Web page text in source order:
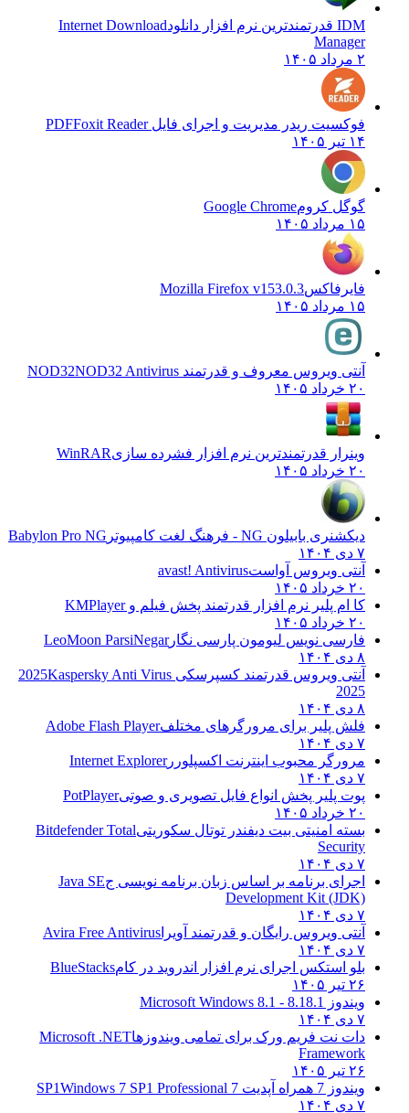
IDM قدرتمندترین نرم افزار دانلود
Internet Download
Manager
۲ مرداد ۱۴۰۵
فوکسیت ریدر مدیریت و اجرای فایل PDFFoxit Reader
۱۴ تیر ۱۴۰۵
گوگل کرومGoogle Chrome
۱۵ مرداد ۱۴۰۵
فایرفاکسMozilla Firefox v153.0.3
۱۵ مرداد ۱۴۰۵
آنتی ویروس معروف و قدرتمند NOD32 NOD32 Antivirus
۲۰ خرداد ۱۴۰۵
وینرار قدرتمندترین نرم افزار فشرده سازیWinRAR
۲۰ خرداد ۱۴۰۵
دیکشنری بابیلون NG - فرهنگ لغت کامپیوتر
Babylon Pro NG
۷ دی ۱۴۰۴
آنتی ویروس آواستavast! Antivirus
۲۰ خرداد ۱۴۰۵
کا ام پلیر نرم افزار قدرتمند پخش فیلم وKMPlayer
۲۰ خرداد ۱۴۰۵
فارسی نویس لیومون پارسی نگارLeoMoon ParsiNegar
۸ دی ۱۴۰۴
آنتی ویروس قدرتمند کسپرسکی 2025 Kaspersky Anti Virus
2025
۸ دی ۱۴۰۴
فلش پلیر برای مرورگرهای مختلفAdobe Flash Player
۷ دی ۱۴۰۴
مرورگر محبوب اینترنت اکسپلوررInternet Explorer
۷ دی ۱۴۰۴
پوت پلیر پخش انواع فایل تصویری و صوتیPotPlayer
۲۰ خرداد ۱۴۰۵
بسته امنیتی بیت دیفندر توتال سکوریتیBitdefender Total
Security
۷ دی ۱۴۰۴
اجرای برنامه بر اساس زبان برنامه نویسی جJava SE
Development Kit (JDK)
۷ دی ۱۴۰۴
آنتی ویروس رایگان و قدرتمند آویرا Avira Free Antivirus
۷ دی ۱۴۰۴
بلو استکس اجرای نرم افزار اندروید در کامBlueStacks
۲۶ تیر ۱۴۰۵
ویندوز 8.1
8.1 - Microsoft Windows 8.1
۷ دی ۱۴۰۴
دات نت فریم ورک برای تمامی ویندوزهاMicrosoft .NET
Framework
۲۶ تیر ۱۴۰۵
ویندوز 7 همراه آپدیت 7 SP1
Windows 7 SP1 Professional
۷ دی ۱۴۰۴